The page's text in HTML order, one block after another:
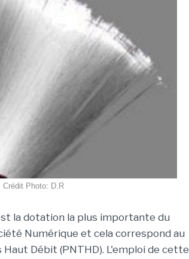
Crédit Photo: D.R
la dotation la plus importante du
Numérique et cela correspond au
Débit (PNTHD). L'emploi de cette